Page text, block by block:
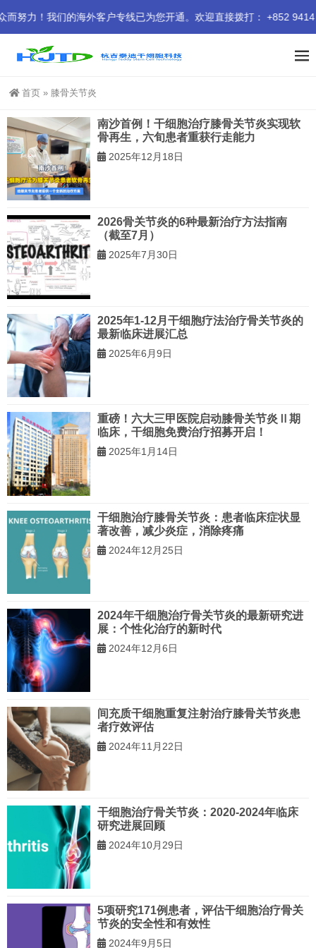
努力！我们的海外客户专线已为您开通。欢迎直接拨打： +852 9414
首页 » 膝骨关节炎
南沙首例！干细胞治疗膝骨关节炎实现软
骨再生，六旬患者重获行走能力
2025年12月18日
2026骨关节炎的6种最新治疗方法指南
（截至7月）
2025年7月30日
2025年1-12月干细胞疗法治疗骨关节炎的
最新临床进展汇总
2025年6月9日
重磅！六大三甲医院启动膝骨关节炎Ⅱ期
临床，干细胞免费治疗招募开启！
2025年1月14日
干细胞治疗膝骨关节炎：患者临床症状显
著改善，减少炎症，消除疼痛
2024年12月25日
2024年干细胞治疗骨关节炎的最新研究进
展：个性化治疗的新时代
2024年12月6日
间充质干细胞重复注射治疗膝骨关节炎患
者疗效评估
2024年11月22日
干细胞治疗骨关节炎：2020-2024年临床
研究进展回顾
2024年10月29日
5项研究171例患者，评估干细胞治疗骨关
节炎的安全性和有效性
2024年9月5日